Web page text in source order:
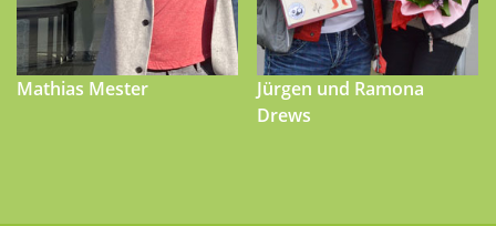
Mathias Mester
Jürgen und Ramona
Drews